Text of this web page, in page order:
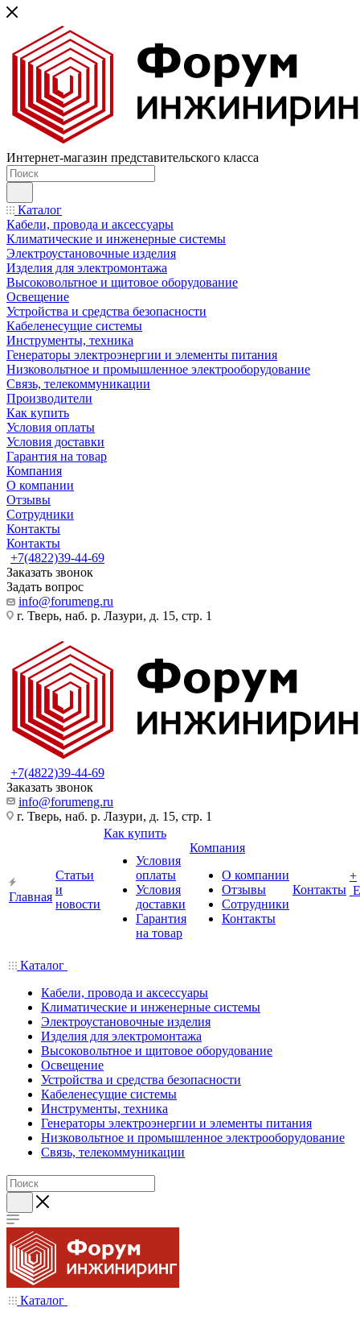
Интернет-магазин представительского класса
Каталог
Кабели, провода и аксессуары
Климатические и инженерные системы
Электроустановочные изделия
Изделия для электромонтажа
Высоковольтное и щитовое оборудование
Освещение
Устройства и средства безопасности
Кабеленесущие системы
Инструменты, техника
Генераторы электроэнергии и элементы питания
Низковольтное и промышленное электрооборудование
Связь, телекоммуникации
Производители
Как купить
Условия оплаты
Условия доставки
Гарантия на товар
Компания
О компании
Отзывы
Сотрудники
Контакты
Контакты
+7(4822)39-44-69
Заказать звонок
Задать вопрос
info@forumeng.ru
г. Тверь, наб. р. Лазури, д. 15, стр. 1
+7(4822)39-44-69
Заказать звонок
info@forumeng.ru
г. Тверь, наб. р. Лазури, д. 15, стр. 1
Главная
Статьи
и
новости
Как купить
Условия
оплаты
Условия
доставки
Гарантия
на товар
Компания
О компании
Отзывы
Сотрудники
Контакты
Контакты
+
Каталог
Кабели, провода и аксессуары
Климатические и инженерные системы
Электроустановочные изделия
Изделия для электромонтажа
Высоковольтное и щитовое оборудование
Освещение
Устройства и средства безопасности
Кабеленесущие системы
Инструменты, техника
Генераторы электроэнергии и элементы питания
Низковольтное и промышленное электрооборудование
Связь, телекоммуникации
Каталог